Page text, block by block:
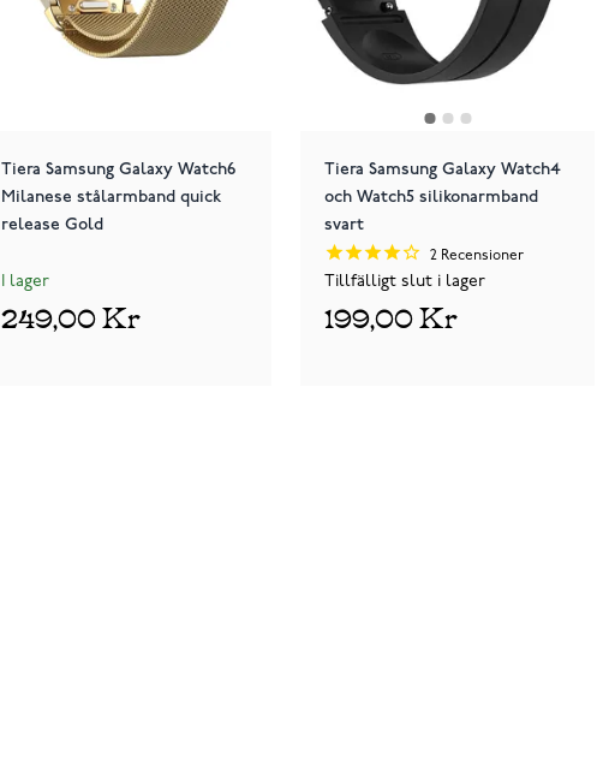
Tiera Samsung Galaxy Watch6
Milanese stålarmband quick
release Gold
I lager
249,00 Kr
Tiera Samsung Galaxy Watch4
och Watch5 silikonarmband
svart
2 Recensioner
Tillfälligt slut i lager
199,00 Kr